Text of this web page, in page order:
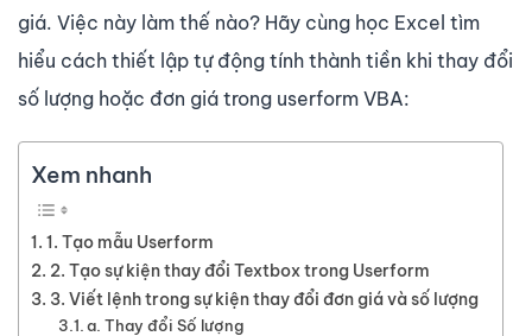
giá. Việc này làm thế nào? Hãy cùng học Excel tìm
hiểu cách thiết lập tự động tính thành tiền khi thay đổi
số lượng hoặc đơn giá trong userform VBA:
Xem nhanh
1. Tạo mẫu Userform
2. Tạo sự kiện thay đổi Textbox trong Userform
3. Viết lệnh trong sự kiện thay đổi đơn giá và số lượng
a. Thay đổi Số lượng